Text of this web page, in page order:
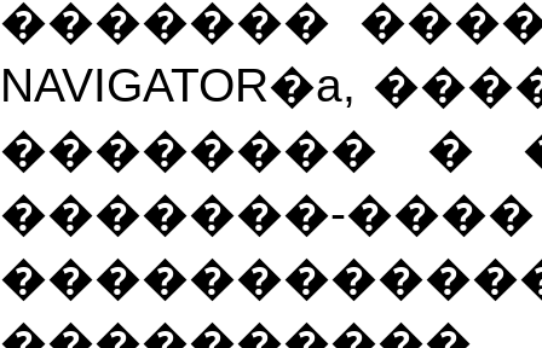
�������
NAVIGATOR�a,
�������� �
�������-����